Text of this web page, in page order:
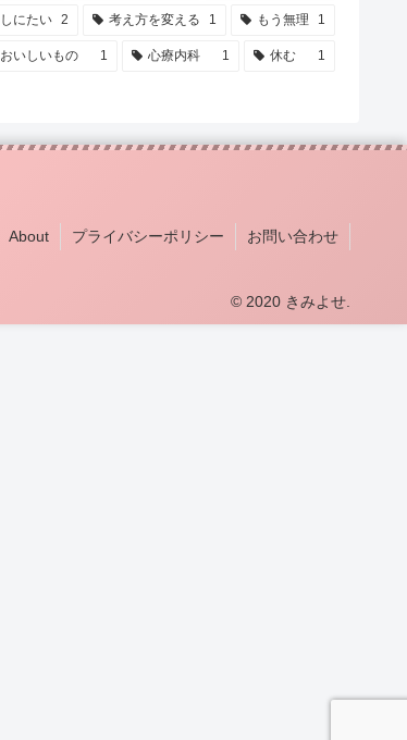
しにたい 2 考え方を変える 1 もう無理 1
おいしいもの 1 心療内科 1 休む 1
About プライバシーポリシー お問い合わせ
© 2020 きみよせ.